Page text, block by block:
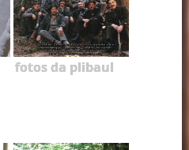
fotos da plibaul